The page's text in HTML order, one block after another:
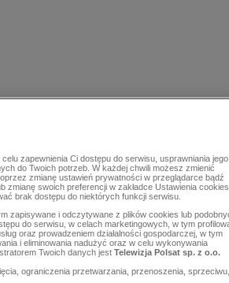
zapewnienia Ci dostępu do serwisu, usprawniania jego
do Twoich potrzeb. W każdej chwili możesz zmienić
zmianę ustawień prywatności w przeglądarce bądź
zmianę swoich preferencji w zakładce Ustawienia
brak dostępu do niektórych funkcji serwisu.
zapisywane i odczytywane z plików cookies lub
do serwisu, w celach marketingowych, w tym
oraz prowadzeniem działalności gospodarczej, w tym
i eliminowania nadużyć oraz w celu wykonywania
Twoich danych jest Telewizja Polsat sp. z o.o.
ograniczenia przetwarzania, przenoszenia, sprzeciwu,